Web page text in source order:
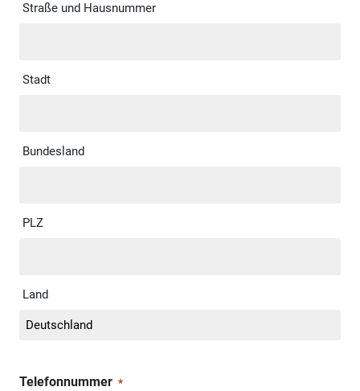
Straße und Hausnummer
Stadt
Bundesland
PLZ
Land
Telefonnummer *